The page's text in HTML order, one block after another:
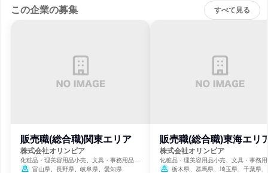
この企業の募集 すべて見る
販売職(総合職)関東エリア
株式会社オリンピア
化粧品・理美容用品小売、文具・事務用品小
売、玩具・ホビー用品小売
富山県、長野県、岐阜県、愛知県
販売職(総合職)東海エリ
株式会社オリンピア
化粧品・理美容用品小売、文具・事務
売、玩具・ホビー用品小売
栃木県、群馬県、埼玉県、千葉県